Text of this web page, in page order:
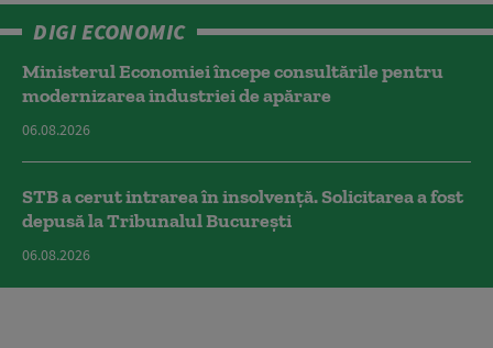
DIGI ECONOMIC
Ministerul Economiei începe consultările pentru
modernizarea industriei de apărare
06.08.2026
STB a cerut intrarea în insolvență. Solicitarea a fost
depusă la Tribunalul București
06.08.2026